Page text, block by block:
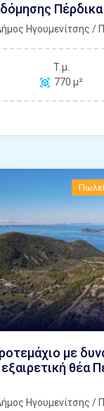
Ηγουμενίτσης /
Τ.μ.
770 μ²
με
θέα
Ηγουμενίτσης /